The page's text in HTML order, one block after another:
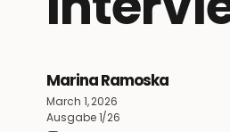
Marina Ramoska
March 1, 2026
Ausgabe 1/26